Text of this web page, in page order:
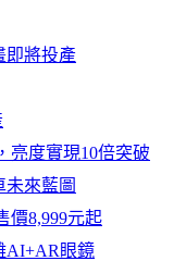
即將投產
亮度實現10倍突破
來藍圖
價8,999元起
AI+AR眼鏡